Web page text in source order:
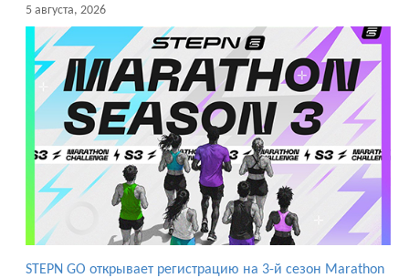
5 августа, 2026
STEPN GO открывает регистрацию на 3-й сезон Marathon